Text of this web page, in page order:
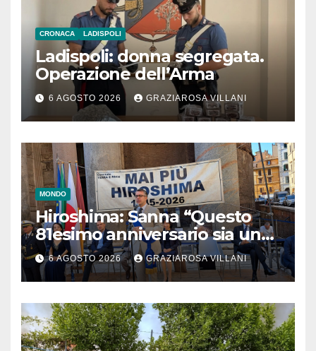
CRONACA LADISPOLI
Ladispoli: donna segregata.
Operazione dell’Arma
6 AGOSTO 2026 GRAZIAROSA VILLANI
MONDO
Hiroshima: Sanna “Questo
81esimo anniversario sia un
monito per tutti”
6 AGOSTO 2026 GRAZIAROSA VILLANI